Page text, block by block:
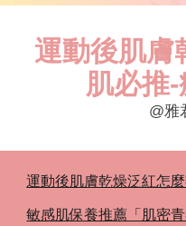
運動後肌膚
肌必推
@雅
運動後肌膚乾燥泛紅怎麼
敏感肌保養推薦「肌密青